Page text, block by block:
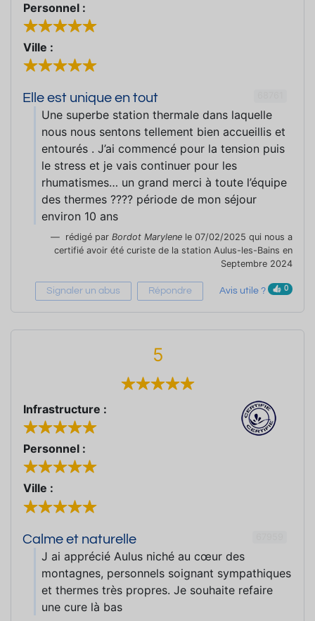
Personnel :
Ville :
Elle est unique en tout
Une superbe station thermale dans laquelle
nous nous sentons tellement bien accueillis et
entourés . J’ai commencé pour la tension puis
le stress et je vais continuer pour les
rhumatismes… un grand merci à toute l’équipe
des thermes ???? période de mon séjour
environ 10 ans
rédigé par Bordot Marylene le 07/02/2025 qui nous a
certifié avoir été curiste de la station Aulus-les-Bains en
Septembre 2024
Signaler un abus Répondre Avis utile ? 0
5
Infrastructure :
Personnel :
Ville :
Calme et naturelle
J ai apprécié Aulus niché au cœur des
montagnes, personnels soignant sympathiques
et thermes très propres. Je souhaite refaire
une cure là bas